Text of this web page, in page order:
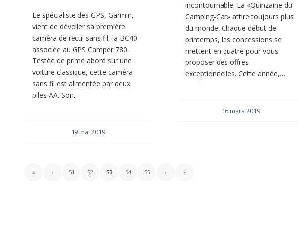
Le spécialiste des GPS, Garmin,
vient de dévoiler sa première
caméra de recul sans fil, la BC40
associée au GPS Camper 780.
Testée de prime abord sur une
voiture classique, cette caméra
sans fil est alimentée par deux
piles AA. Son…
19 mai 2019
incontournable. La «Quinzaine du
Camping-Car» attire toujours plus
du monde. Chaque début de
printemps, les concessions se
mettent en quatre pour vous
proposer des offres
exceptionnelles. Cette année,…
16 mars 2019
« ‹ 51 52 53 54 55 › »